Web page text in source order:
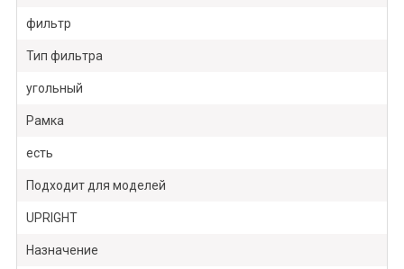
фильтр
Тип фильтра
угольный
Рамка
есть
Подходит для моделей
UPRIGHT
Назначение